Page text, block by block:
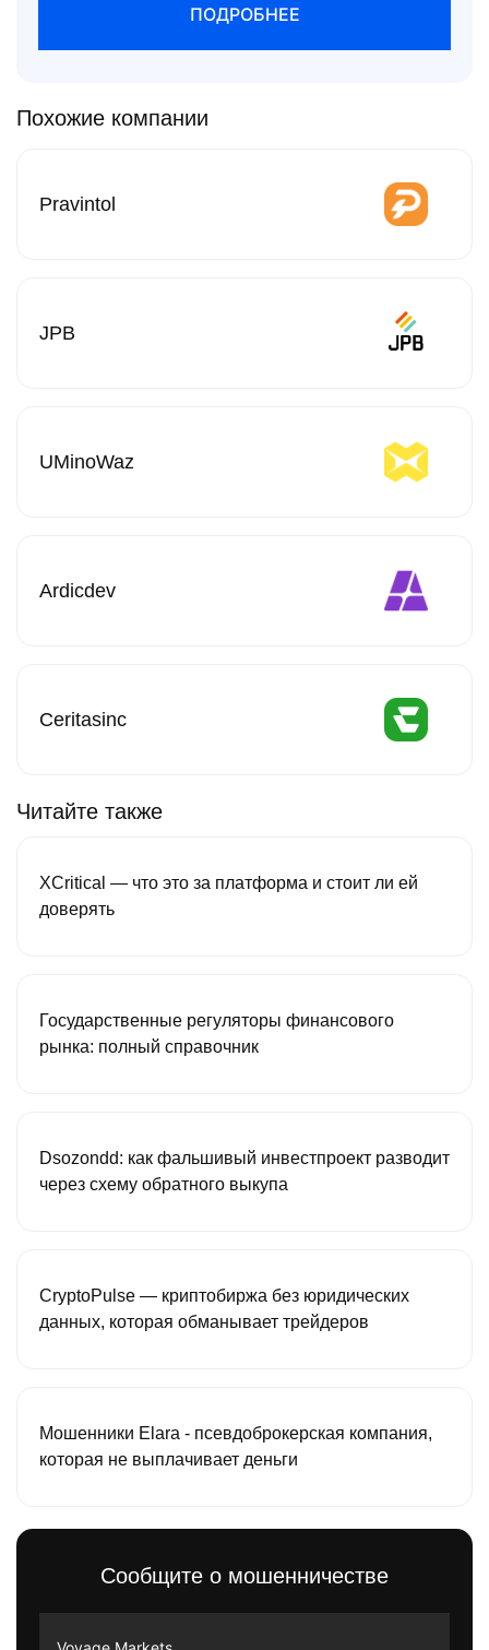
ПОДРОБНЕЕ
Похожие компании
Pravintol
JPB
UMinoWaz
Ardicdev
Ceritasinc
Читайте также
XCritical — что это за платформа и стоит ли ей
доверять
Государственные регуляторы финансового
рынка: полный справочник
Dsozondd: как фальшивый инвестпроект разводит
через схему обратного выкупа
CryptoPulse — криптобиржа без юридических
данных, которая обманывает трейдеров
Мошенники Elara - псевдоброкерская компания,
которая не выплачивает деньги
Сообщите о мошенничестве